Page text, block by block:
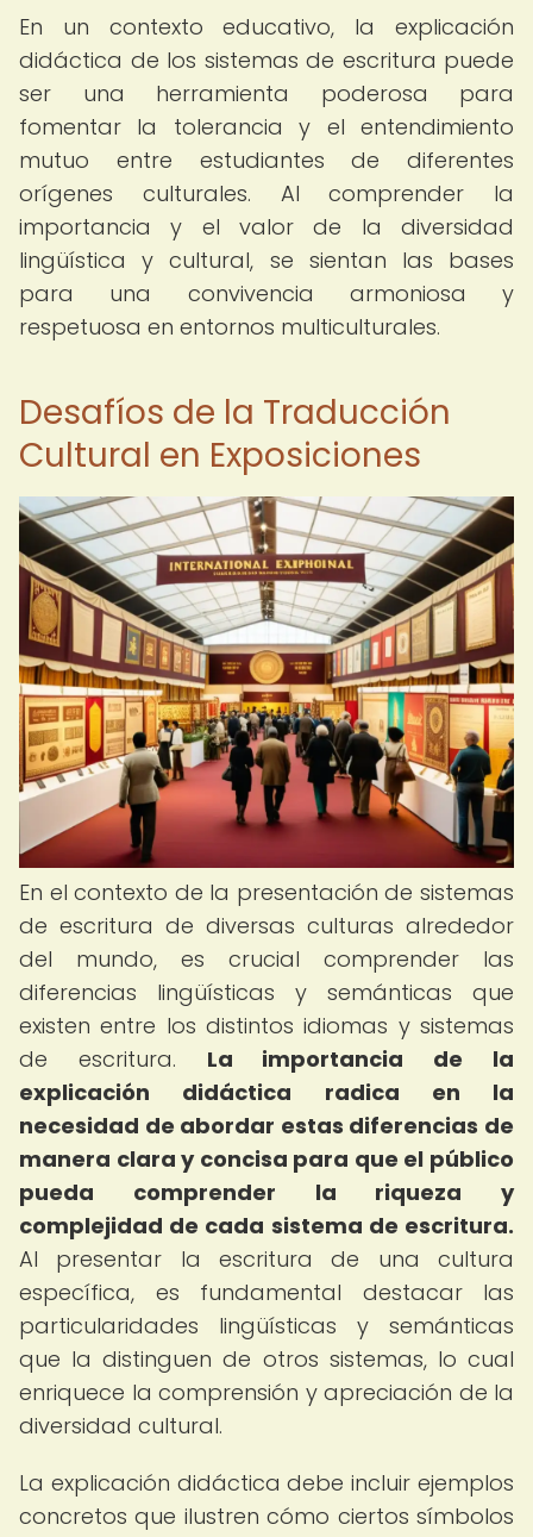
En un contexto educativo, la explicación
didáctica de los sistemas de escritura puede
ser una herramienta poderosa para
fomentar la tolerancia y el entendimiento
mutuo entre estudiantes de diferentes
orígenes culturales. Al comprender la
importancia y el valor de la diversidad
lingüística y cultural, se sientan las bases
para una convivencia armoniosa y
respetuosa en entornos multiculturales.
Desafíos de la Traducción
Cultural en Exposiciones
En el contexto de la presentación de sistemas
de escritura de diversas culturas alrededor
del mundo, es crucial comprender las
diferencias lingüísticas y semánticas que
existen entre los distintos idiomas y sistemas
de escritura. La importancia de la
explicación didáctica radica en la
necesidad de abordar estas diferencias de
manera clara y concisa para que el público
pueda comprender la riqueza y
complejidad de cada sistema de escritura.
Al presentar la escritura de una cultura
específica, es fundamental destacar las
particularidades lingüísticas y semánticas
que la distinguen de otros sistemas, lo cual
enriquece la comprensión y apreciación de la
diversidad cultural.
La explicación didáctica debe incluir ejemplos
concretos que ilustren cómo ciertos símbolos